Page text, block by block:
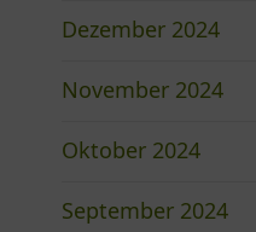
Dezember 2024
November 2024
Oktober 2024
September 2024